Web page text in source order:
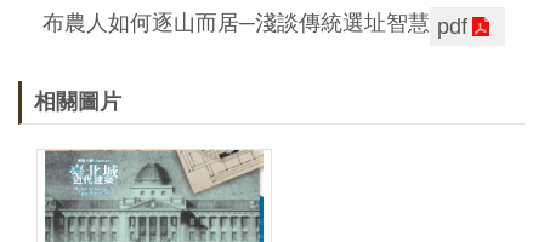
布農人如何逐山而居─淺談傳統選址智慧 pdf
相關圖片